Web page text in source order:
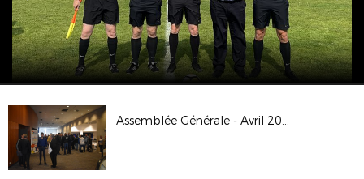
Assemblée Générale - Avril 2019